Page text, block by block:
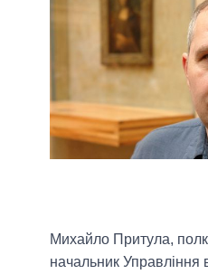
Михайло Притула,
начальник Управління